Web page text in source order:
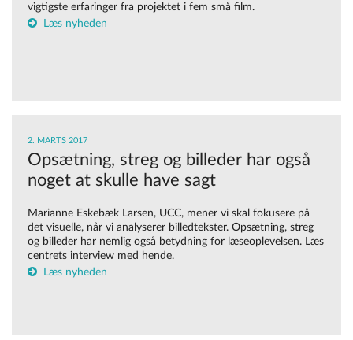
vigtigste erfaringer fra projektet i fem små film.
Læs nyheden
2. MARTS 2017
Opsætning, streg og billeder har også
noget at skulle have sagt
Marianne Eskebæk Larsen, UCC, mener vi skal fokusere på
det visuelle, når vi analyserer billedtekster. Opsætning, streg
og billeder har nemlig også betydning for læseoplevelsen. Læs
centrets interview med hende.
Læs nyheden